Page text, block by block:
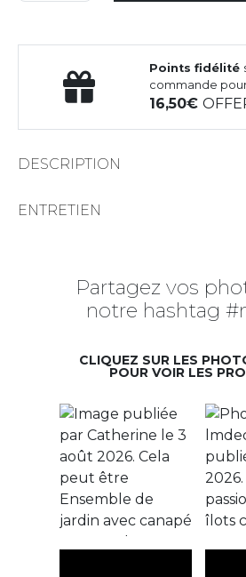
Points fidélité
commande
16,50
DESCRIPTION
ENTRETIEN
Partagez vos
notre hashtag
CLIQUEZ SUR LES
POUR VOIR LES